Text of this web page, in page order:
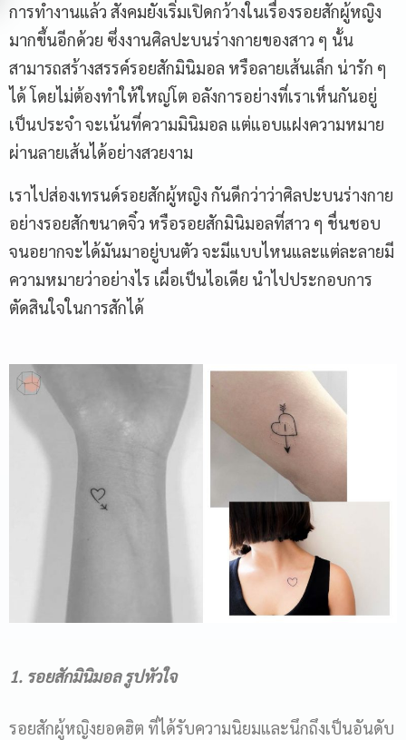
การทำงานแล้ว สังคมยังเริ่มเปิดกว้างในเรื่องรอยสักผู้หญิง
มากขึ้นอีกด้วย ซึ่งงานศิลปะบนร่างกายของสาว ๆ นั้น
สามารถสร้างสรรค์รอยสักมินิมอล หรือลายเส้นเล็ก น่ารัก ๆ
ได้ โดยไม่ต้องทำให้ใหญ่โต อลังการอย่างที่เราเห็นกันอยู่
เป็นประจำ จะเน้นที่ความมินิมอล แต่แอบแฝงความหมาย
ผ่านลายเส้นได้อย่างสวยงาม
เราไปส่องเทรนด์รอยสักผู้หญิง กันดีกว่าว่าศิลปะบนร่างกาย
อย่างรอยสักขนาดจิ๋ว หรือรอยสักมินิมอลที่สาว ๆ ชื่นชอบ
จนอยากจะได้มันมาอยู่บนตัว จะมีแบบไหนและแต่ละลายมี
ความหมายว่าอย่างไร เผื่อเป็นไอเดีย นำไปประกอบการ
ตัดสินใจในการสักได้
1. รอยสักมินิมอล รูปหัวใจ
รอยสักผู้หญิงยอดฮิต ที่ได้รับความนิยมและนึกถึงเป็นอันดับ